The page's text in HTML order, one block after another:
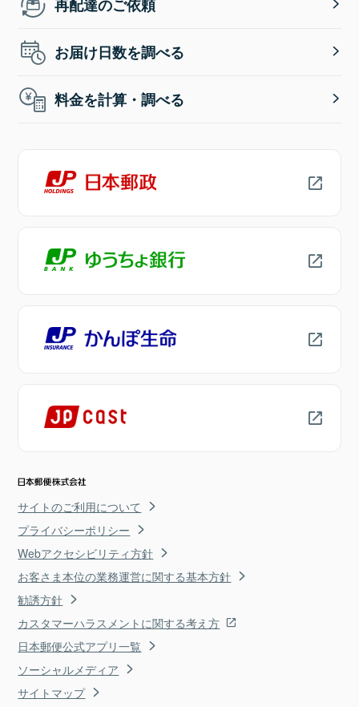
再配達のご依頼
お届け日数を調べる
料金を計算・調べる
サイトのご利用について
プライバシーポリシー
Webアクセシビリティ方針
お客さま本位の業務運営に関する基本方針
勧誘方針
カスタマーハラスメントに関する考え方
日本郵便公式アプリ一覧
ソーシャルメディア
サイトマップ